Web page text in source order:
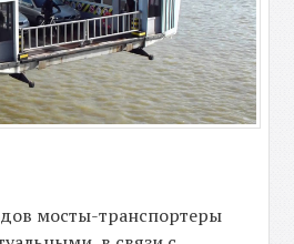
мосты-транспортеры